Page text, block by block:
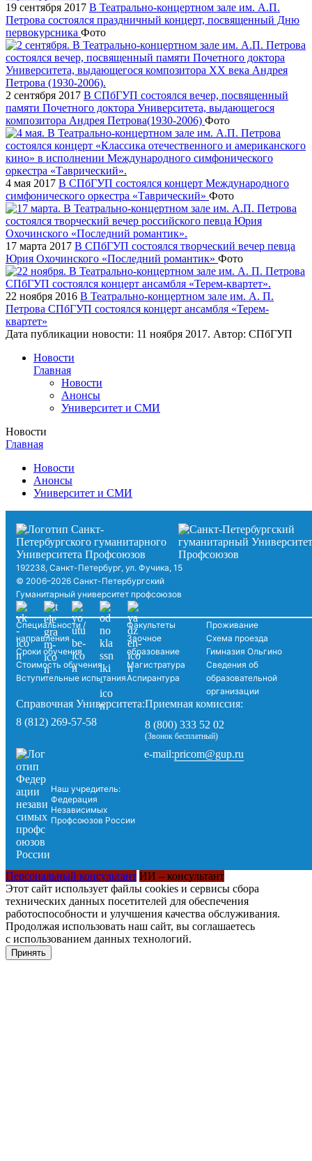
19 сентября 2017 В Театрально-концертном зале им. А.П.
Петрова состоялся праздничный концерт, посвященный Дню
первокурсника Фото
2 сентября 2017 В СПбГУП состоялся вечер, посвященный
памяти Почетного доктора Университета, выдающегося
композитора Андрея Петрова(1930-2006) Фото
4 мая 2017 В СПбГУП состоялся концерт Международного
симфонического оркестра «Таврический» Фото
17 марта 2017 В СПбГУП состоялся творческий вечер певца
Юрия Охочинского «Последний романтик» Фото
22 ноября 2016 В Театрально-концертном зале им. А. П.
Петрова СПбГУП состоялся концерт ансамбля «Терем-
квартет»
Дата публикации новости: 11 ноября 2017. Автор: СПбГУП
Новости
Главная
Новости
Анонсы
Университет и СМИ
Новости
Главная
Новости
Анонсы
Университет и СМИ
192238, Санкт-Петербург, ул. Фучика, 15
© 2006–2026 Санкт-Петербургский
Гуманитарный университет профсоюзов
Специальности /
направления
Сроки обучения
Стоимость обучения
Вступительные испытания
Факультеты
Заочное
образование
Магистратура
Аспирантура
Проживание
Схема проезда
Гимназия Ольгино
Сведения об
образовательной
организации
Справочная Университета:
8 (812) 269-57-58
Приемная комиссия:
8 (800) 333 52 02
(Звонок бесплатный)
Наш учредитель:
Федерация
Независимых
Профсоюзов России
e-mail:pricom@gup.ru
Персональный консультант ИИ – консультант
Этот сайт использует файлы cookies и сервисы сбора
технических данных посетителей для обеспечения
работоспособности и улучшения качества обслуживания.
Продолжая использовать наш сайт, вы соглашаетесь
с использованием данных технологий.
Принять